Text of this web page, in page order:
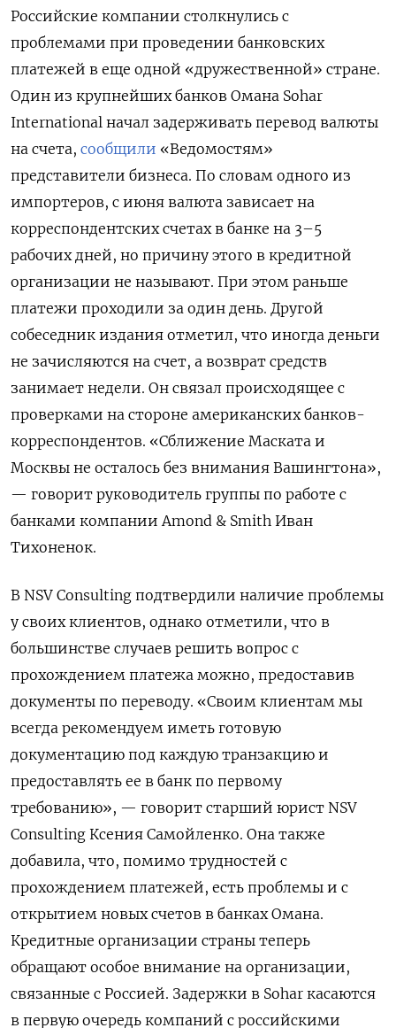
Российские компании столкнулись с
проблемами при проведении банковских
платежей в еще одной «дружественной» стране.
Один из крупнейших банков Омана Sohar
International начал задерживать перевод валюты
на счета, сообщили «Ведомостям»
представители бизнеса. По словам одного из
импортеров, с июня валюта зависает на
корреспондентских счетах в банке на 3–5
рабочих дней, но причину этого в кредитной
организации не называют. При этом раньше
платежи проходили за один день. Другой
собеседник издания отметил, что иногда деньги
не зачисляются на счет, а возврат средств
занимает недели. Он связал происходящее с
проверками на стороне американских банков-
корреспондентов. «Сближение Маската и
Москвы не осталось без внимания Вашингтона»,
— говорит руководитель группы по работе с
банками компании Amond & Smith Иван
Тихоненок.
В NSV Consulting подтвердили наличие проблемы
у своих клиентов, однако отметили, что в
большинстве случаев решить вопрос с
прохождением платежа можно, предоставив
документы по переводу. «Своим клиентам мы
всегда рекомендуем иметь готовую
документацию под каждую транзакцию и
предоставлять ее в банк по первому
требованию», — говорит старший юрист NSV
Consulting Ксения Самойленко. Она также
добавила, что, помимо трудностей с
прохождением платежей, есть проблемы и с
открытием новых счетов в банках Омана.
Кредитные организации страны теперь
обращают особое внимание на организации,
связанные с Россией. Задержки в Sohar касаются
в первую очередь компаний с российскими